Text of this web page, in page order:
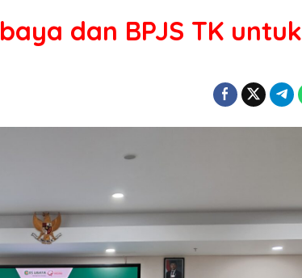
dan BPJS TK untuk